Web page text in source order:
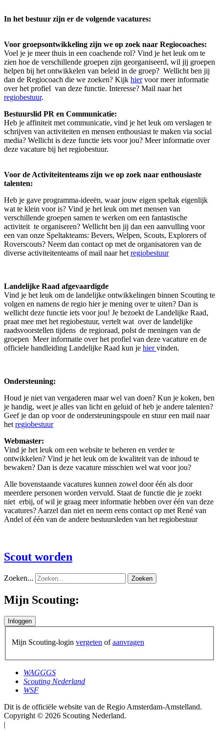
In het bestuur zijn er de volgende vacatures:
Voor groepsontwikkeling zijn we op zoek naar Regiocoaches:
Voel je je meer thuis in een coachende rol? Vind je het leuk om te
zien hoe de verschillende groepen zijn georganiseerd, wil jij groepen
helpen bij het ontwikkelen van beleid in de groep? Wellicht ben jij
dan de Regiocoach die we zoeken? Kijk hiervoor meer informatie
over het profiel van deze functie. Interesse? Mail naar het
regiobestuur.
Bestuurslid PR en Communicatie:
Heb je affiniteit met communicatie, vind je het leuk om verslagen te
schrijven van activiteiten en mensen enthousiast te maken via social
media? Wellicht is deze functie iets voor jou? Meer informatie over
deze vacature bij het regiobestuur.
Voor de Activiteitenteams zijn we op zoek naar enthousiaste
talenten:
Heb je gave programma-ideeën, waar jouw eigen speltak eigenlijk
wat te klein voor is? Vind je het leuk om met mensen van
verschillende groepen samen te werken om een fantastische
activiteit te organiseren? Wellicht ben jij dan een aanvulling voor
een van onze Speltakteams: Bevers, Welpen, Scouts, Explorers of
Roverscouts? Neem dan contact op met de organisatoren van de
diverse activiteitenteams of mail naar het regiobestuur
Landelijke Raad afgevaardigde
Vind je het leuk om de landelijke ontwikkelingen binnen Scouting te
volgen en namens de regio hier je mening over te uiten? Dan is
wellicht deze functie iets voor jou! Je bezoekt de Landelijke Raad,
praat mee met het regiobestuur, vertelt wat over de landelijke
raadsvoorstellen tijdens de regioraad, polst de meningen van de
groepen Meer informatie over het profiel van deze vacature en de
officiele handleiding Landelijke Raad kun je hiervinden.
Ondersteuning:
Houd je niet van vergaderen maar wel van doen? Kun je koken, ben
je handig, weet je alles van licht en geluid of heb je andere talenten?
Geef je dan op voor de ondersteuningspoule en stuur een mail naar
het regiobestuur
Webmaster:
Vind je het leuk om een website te beheren en verder te
ontwikkelen? Vind je het leuk om de kwaliteit van de inhoud te
bewaken? Dan is deze vacature misschien wel wat voor jou?
Alle bovenstaande vacatures kunnen zowel door één als door
meerdere personen worden vervuld. Staat de functie die je zoekt
niet erbij, of wil je graag meer informatie hebben over één van deze
vacatures? Aarzel dan niet en neem eens contact op met René van
Andel of één van de andere bestuursleden van het regiobestuur
Scout worden
Zoeken... Zoeken
Mijn Scouting:
Mijn Scouting-login vergeten ofaanvragen
WAGGGS
Scouting Nederland
WSF
Dit is de officiële website van de Regio Amsterdam-Amstelland.
Copyright © 2026 Scouting Nederland.
|